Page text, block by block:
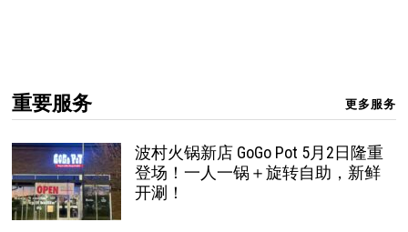
重要服务 更多服务
波村火锅新店 GoGo Pot 5月2日隆重
登场！一人一锅＋旋转自助，新鲜
开涮！